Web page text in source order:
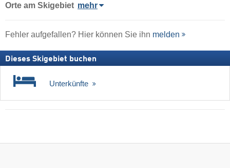
Orte am Skigebiet mehr
Fehler aufgefallen? Hier können Sie ihn melden
Dieses Skigebiet buchen
Unterkünfte